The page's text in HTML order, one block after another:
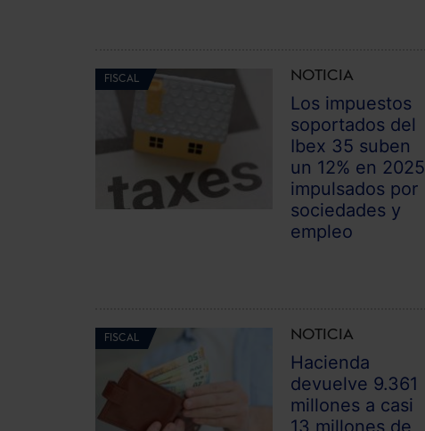
FISCAL NOTICIA
Los impuestos
soportados del
Ibex 35 suben
un 12% en 2025
impulsados por
sociedades y
empleo
FISCAL NOTICIA
Hacienda
devuelve 9.361
millones a casi
13 millones de